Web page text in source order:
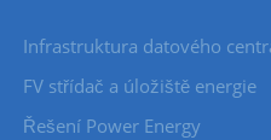
Infrastruktura datového
FV střídač a úložiště energie
Řešení Power Energy